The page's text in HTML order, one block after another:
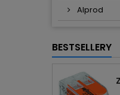
Alprod
BESTSELLERY